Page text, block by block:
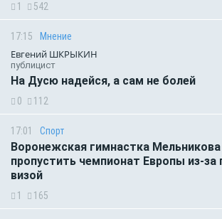
1 542
17:15 Мнение
Евгений ШКРЫКИН
публицист
На Дусю надейся, а сам не болей
0 112
17:01 Спорт
Воронежская гимнастка
пропустить чемпионат Европы из-за
визой
1 165